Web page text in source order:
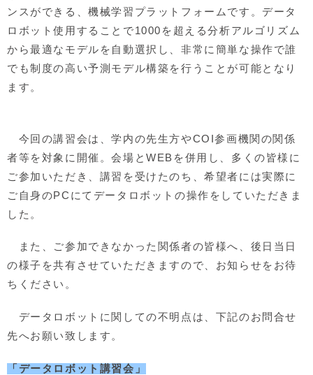
ンスができる、機械学習プラットフォームです。データ
ロボット使用することで1000を超える分析アルゴリズム
から最適なモデルを自動選択し、非常に簡単な操作で誰
でも制度の高い予測モデル構築を行うことが可能となり
ます。
今回の講習会は、学内の先生方やCOI参画機関の関係
者等を対象に開催。会場とWEBを併用し、多くの皆様に
ご参加いただき、講習を受けたのち、希望者には実際に
ご自身のPCにてデータロボットの操作をしていただきま
した。
また、ご参加できなかった関係者の皆様へ、後日当日
の様子を共有させていただきますので、お知らせをお待
ちください。
データロボットに関しての不明点は、下記のお問合せ
先へお願い致します。
「データロボット講習会」